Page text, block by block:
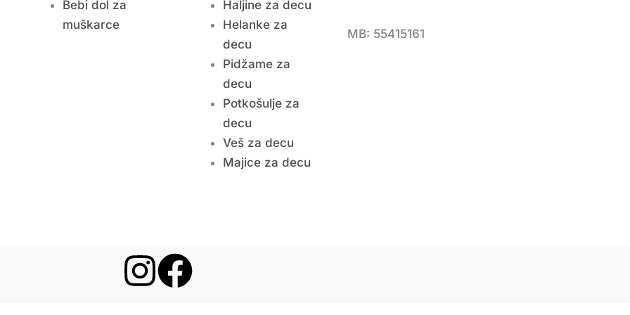
Bebi dol za
muškarce
Haljine za decu
Helanke za
decu
Pidžame za
decu
Potkošulje za
decu
Veš za decu
Majice za decu
MB: 55415161